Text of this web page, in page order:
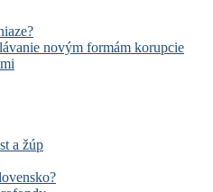
novým formám korupcie
a žúp